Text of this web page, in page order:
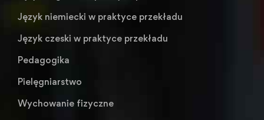
Język niemiecki w praktyce przekładu
Język czeski w praktyce przekładu
Pedagogika
Pielęgniarstwo
Wychowanie fizyczne